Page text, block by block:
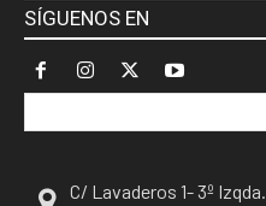
SÍGUENOS EN
C/ Lavaderos 1- 3º Izqda.